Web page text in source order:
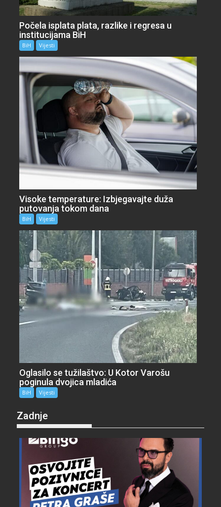
Počela isplata plata, razlike i regresa u
institucijama BiH
BiH Vijesti
Visoke temperature: Izbjegavajte duža
putovanja tokom dana
BiH Vijesti
Oglasilo se tužilaštvo: U Kotor Varošu
poginula dvojica mladića
BiH Vijesti
Zadnje